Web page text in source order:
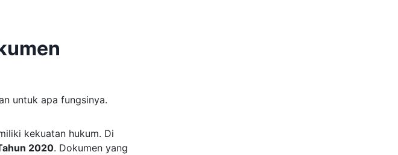
untuk apa fungsinya.
kekuatan hukum. Di
2020. Dokumen yang